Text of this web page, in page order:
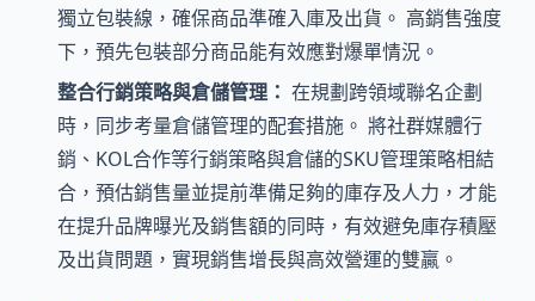
獨立包裝線，確保商品準確入庫及出貨。 高銷售強度
下，預先包裝部分商品能有效應對爆單情況。
整合行銷策略與倉儲管理： 在規劃跨領域聯名企劃
時，同步考量倉儲管理的配套措施。 將社群媒體行
銷、KOL合作等行銷策略與倉儲的SKU管理策略相結
合，預估銷售量並提前準備足夠的庫存及人力，才能
在提升品牌曝光及銷售額的同時，有效避免庫存積壓
及出貨問題，實現銷售增長與高效營運的雙贏。